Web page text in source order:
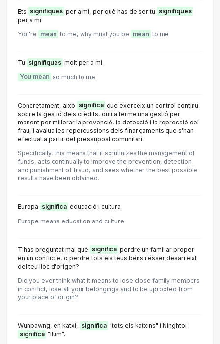
Ets signifiques per a mi, per què has de ser tu signifiques
per a mi
You're mean to me, why must you be mean to me
Tu signifiques molt per a mi.
You mean so much to me.
Concretament, això significa que exerceix un control continu
sobre la gestió dels crèdits, duu a terme una gestió per
manent per millorar la prevenció, la detecció i la repressió del
frau, i avalua les repercussions dels finançaments que s'han
efectuat a partir del pressupost comunitari.
Specifically, this means that it scrutinizes the management of
funds, acts continually to improve the prevention, detection
and punishment of fraud, and sees whether the best possible
results have been obtained.
Europa significa educació i cultura
Europe means education and culture
T'has preguntat mai què significa perdre un familiar proper
en un conflicte, o perdre tots els teus béns i ésser desarrelat
del teu lloc d'origen?
Did you ever think what it means to lose close family members
in conflict, lose all your belongings and to be uprooted from
your place of origin?
Wunpawng, en katxi, significa "tots els katxins" i Ninghtoi
significa "llum".